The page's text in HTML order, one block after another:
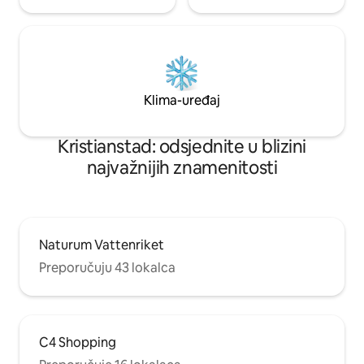
Klima-uređaj
Kristianstad: odsjednite u blizini
najvažnijih znamenitosti
Naturum Vattenriket
Preporučuju 43 lokalca
C4 Shopping